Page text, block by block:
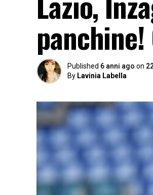
Published 6 anni ago on
By Lavinia Labella